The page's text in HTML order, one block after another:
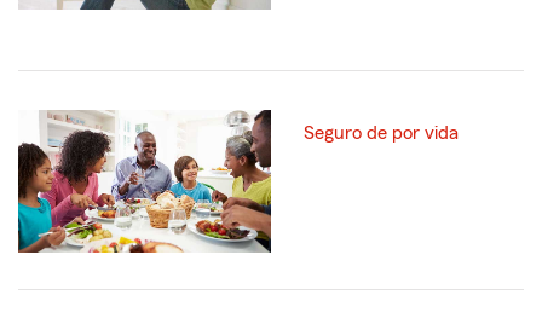
Seguro de por vida